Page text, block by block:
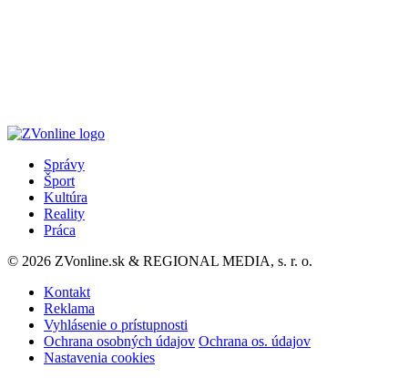
Správy
Šport
Kultúra
Reality
Práca
© 2026 ZVonline.sk & REGIONAL MEDIA, s. r. o.
Kontakt
Reklama
Vyhlásenie o prístupnosti
Ochrana osobných údajov Ochrana os. údajov
Nastavenia cookies